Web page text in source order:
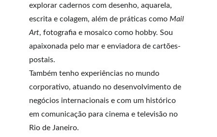
explorar cadernos com desenho, aquarela,
escrita e colagem, além de práticas como Mail
Art, fotografia e mosaico como hobby. Sou
apaixonada pelo mar e enviadora de cartões-
postais.
Também tenho experiências no mundo
corporativo, atuando no desenvolvimento de
negócios internacionais e com um histórico
em comunicação para cinema e televisão no
Rio de Janeiro.